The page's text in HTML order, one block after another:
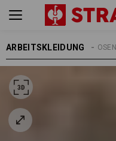
ARBEITSKLEIDUNGARBEITSHOSEN
HERREN